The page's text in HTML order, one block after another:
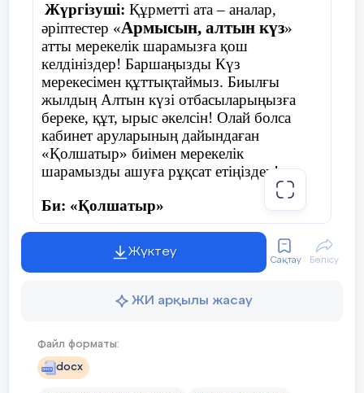
Жүргізуші: Құрметті ата – аналар,
әріптестер «Армысын, алтын күз»
атты мерекелік шарамызға қош
келдініздер! Баршаңызды Күз
мерекесімен құттықтаймыз. Биылғы
жылдың Алтын күзі отбасыларыңызға
береке, құт, ырыс әкелсін! Олай болса
кабинет аруларының дайындаған
«Қолшатыр» биімен мерекелік
шарамызды ашуға рұқсат етіңіздер!
Би: «Қолшатыр»
Армасыздар, халайық,
Бармысыздар, халайық!
Күзгі тойды жұп жазбай,
Бірге қарсы алайық!
Жүктеу
Сақтау Бөлісу
ЖИ арқылы жасау
Файл форматы:
docx